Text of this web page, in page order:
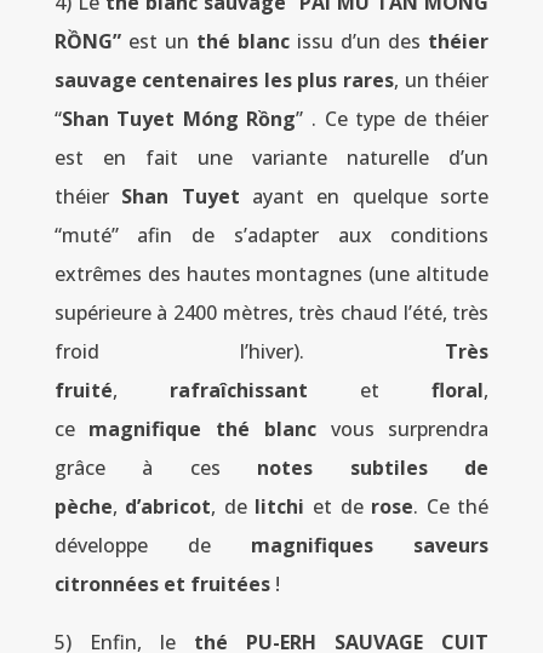
RỒNG” est un thé blanc issu d’un des théier
sauvage centenaires les plus rares, un théier
“Shan Tuyet Móng Rồng” . Ce type de théier
est en fait une variante naturelle d’un
théier Shan Tuyet ayant en quelque sorte
“muté” afin de s’adapter aux conditions
extrêmes des hautes montagnes (une altitude
supérieure à 2400 mètres, très chaud l’été, très
froid l’hiver).
Très
fruité, rafraîchissant et floral,
ce magnifique thé blanc vous surprendra
grâce à ces
notes subtiles de
pèche, d’abricot, de litchi et de rose. Ce thé
développe de
magnifiques saveurs
citronnées et fruitées !
5) Enfin, le
thé PU-ERH SAUVAGE CUIT